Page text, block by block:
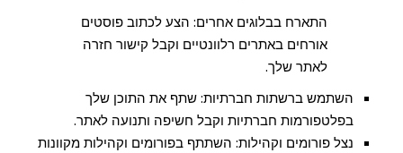
התארח בבלוגים אחרים: הצע לכתוב פוסטים
אורחים באתרים רלוונטיים וקבל קישור חזרה
לאתר שלך.
השתמש ברשתות חברתיות: שתף את התוכן שלך
בפלטפורמות חברתיות וקבל חשיפה ותנועה לאתר.
נצל פורומים וקהילות: השתתף בפורומים וקהילות מקוונות